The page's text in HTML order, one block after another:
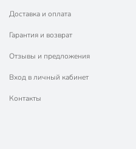
Доставка и оплата
Гарантия и возврат
Отзывы и предложения
Вход в личный кабинет
Контакты